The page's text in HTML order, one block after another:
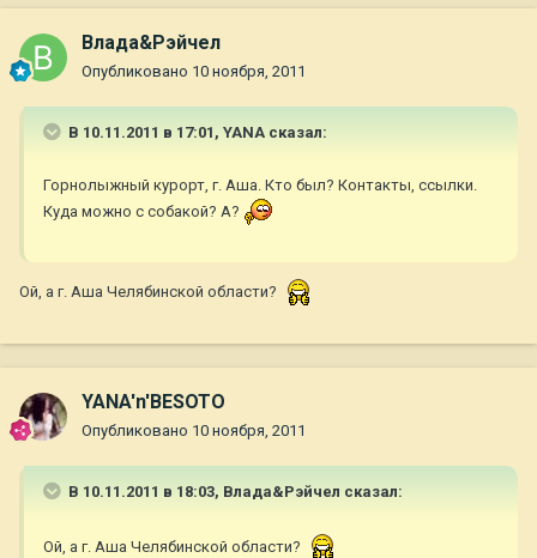
Влада&Рэйчел
Опубликовано 10 ноября, 2011
В 10.11.2011 в 17:01, YANA сказал:
Горнолыжный курорт, г. Аша. Кто был? Контакты, ссылки.
Куда можно с собакой? А?
Ой, а г. Аша Челябинской области?
YANA'n'BESOTO
Опубликовано 10 ноября, 2011
В 10.11.2011 в 18:03, Влада&Рэйчел сказал:
Ой, а г. Аша Челябинской области?